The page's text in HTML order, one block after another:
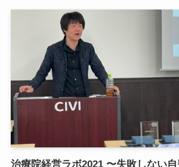
治療院経営ラボ2021 〜失敗しない